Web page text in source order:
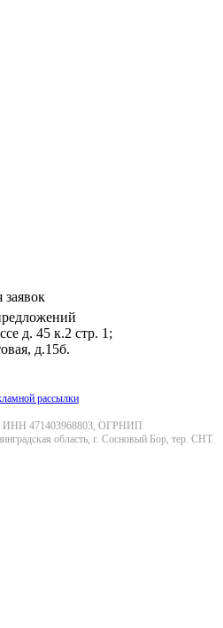
заявок
д. 45 к.2 стр. 1;
д.15б.
рассылки
ИНН 471403968803, ОГРНИП
область, г. Сосновый Бор, тер. СНТ